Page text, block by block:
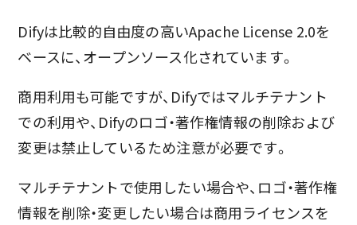
Difyは比較的自由度の高いApache License 2.0を
ベースに、オープンソース化されています。
商用利用も可能ですが、Difyではマルチテナント
での利用や、Difyのロゴ・著作権情報の削除および
変更は禁止しているため注意が必要です。
マルチテナントで使用したい場合や、ロゴ・著作権
情報を削除・変更したい場合は商用ライセンスを